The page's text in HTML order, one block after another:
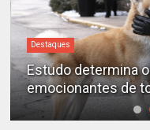
Destaques
Estudo determina
emocionantes de